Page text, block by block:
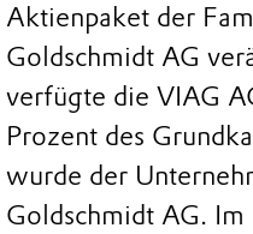
Aktienpaket der
Goldschmidt AG
verfügte die VIAG
Prozent des
wurde der
Goldschmidt AG. Im